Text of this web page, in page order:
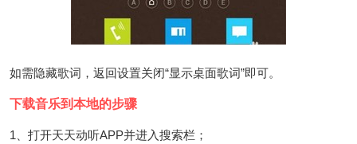
如需隐藏歌词，返回设置关闭“显示桌面歌词”即可。
下载音乐到本地的步骤
1、打开天天动听APP并进入搜索栏；